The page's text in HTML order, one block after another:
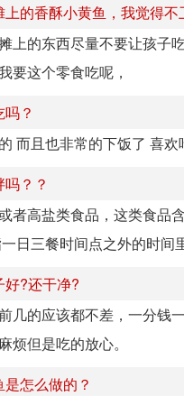
的香酥小黄鱼，我觉得不
上的东西尽量不要让孩子
要这个零食吃呢，
？
而且也非常的下饭了 喜
？？
者高盐类食品，这类食品
日三餐时间点之外的时
?还干净?
几的应该都不差，一分钱
烦但是吃的放心。
怎么做的？